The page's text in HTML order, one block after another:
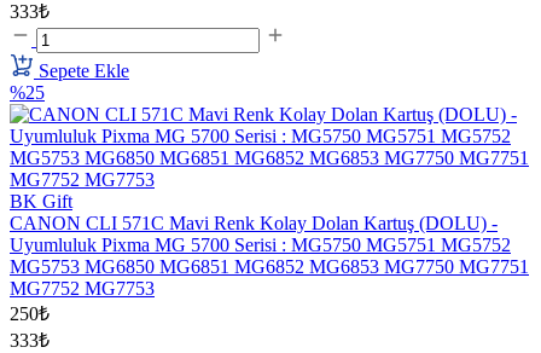
333₺
Sepete Ekle
%25
BK Gift
CANON CLI 571C Mavi Renk Kolay Dolan Kartuş (DOLU) -
Uyumluluk Pixma MG 5700 Serisi : MG5750 MG5751 MG5752
MG5753 MG6850 MG6851 MG6852 MG6853 MG7750 MG7751
MG7752 MG7753
250₺
333₺